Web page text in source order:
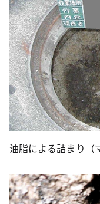
油脂による詰まり（